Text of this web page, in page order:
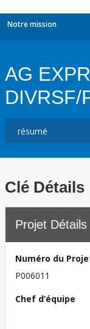
Notre mission
AG
DIVRSF/
Clé Détails
Projet Détails
Numéro du
P006011
Chef d’équipe